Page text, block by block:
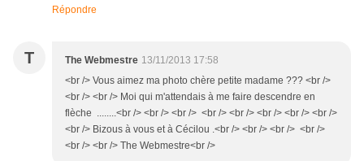
Répondre
T The Webmestre 13/11/2013 17:58
<br /> Vous aimez ma photo chère petite madame ??? <br />
<br /> <br /> Moi qui m'attendais à me faire descendre en
flèche ........<br /> <br /> <br /> <br /> <br /> <br /> <br /> <br />
<br /> Bizous à vous et à Cécilou .<br /> <br /> <br /> <br />
<br /> <br /> The Webmestre<br />